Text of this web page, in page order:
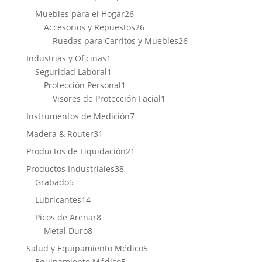
Muebles para el Hogar2626
productos
Accesorios y Repuestos2626
productos
Ruedas para Carritos y Muebles2626
Industrias y Oficinas1
Seguridad Laboral1
producto
Protección Personal1
producto
Visores de Protección Facial1
Instrumentos de Medición77
Madera & Router31
productos
Productos de Liquidación21
Productos Industriales3838
Grabado55
productos
Lubricantes1414
productos
Picos de Arenar88
Metal Duro88
productos
Salud y Equipamiento Médico55